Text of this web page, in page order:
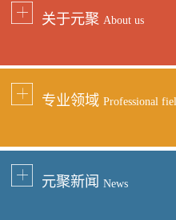
关于元聚 About us
专业领域 Professional
元聚新闻 News